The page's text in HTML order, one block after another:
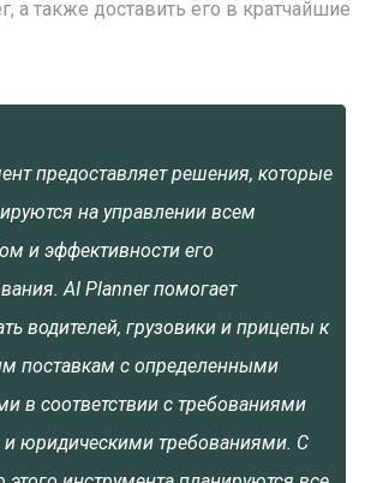
а также доставить его в кратчайшие
предоставляет решения, которые
на управлении всем
и эффективности его
AI Planner помогает
водителей, грузовики и прицепы к
поставкам с определенными
в соответствии с требованиями
и юридическими требованиями. С